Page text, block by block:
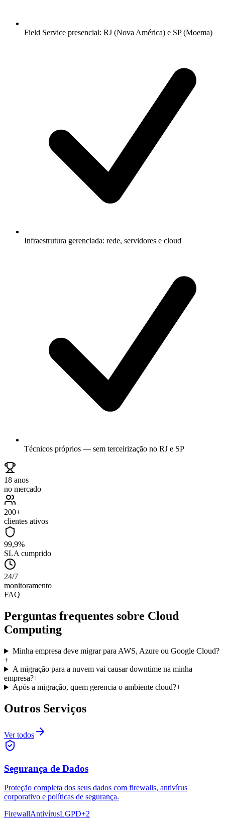
Field Service presencial: RJ (Nova América) e SP (Moema)
Infraestrutura gerenciada: rede, servidores e cloud
Técnicos próprios — sem terceirização no RJ e SP
18 anos
no mercado
200+
clientes ativos
99,9%
SLA cumprido
24/7
monitoramento
FAQ
Perguntas frequentes sobre Cloud
Computing
Minha empresa deve migrar para AWS, Azure ou Google Cloud?
+
A migração para a nuvem vai causar downtime na minha
empresa?+
Após a migração, quem gerencia o ambiente cloud?+
Outros Serviços
Ver todos
Segurança de Dados
Proteção completa dos seus dados com firewalls, antivírus
corporativo e políticas de segurança.
FirewallAntivírusLGPD+2